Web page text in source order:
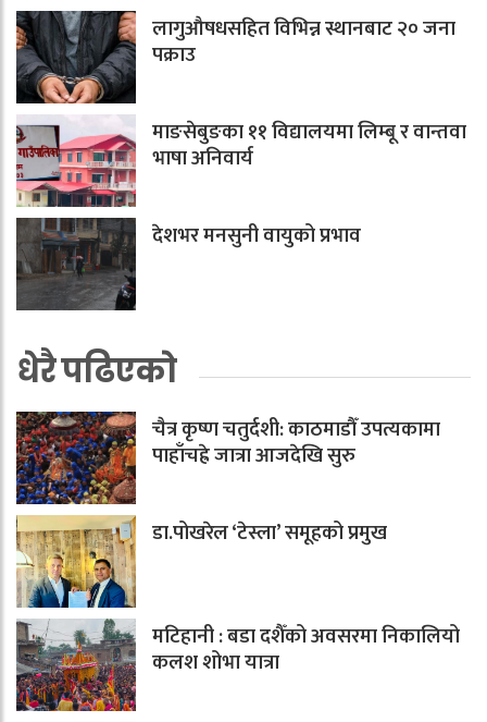
लागुऔषधसहित विभिन्न स्थानबाट २० जना
पक्राउ
माङसेबुङका ११ विद्यालयमा लिम्बू र वान्तवा
भाषा अनिवार्य
देशभर मनसुनी वायुको प्रभाव
धेरै पढिएको
चैत्र कृष्ण चतुर्दशी: काठमाडौँ उपत्यकामा
पाहाँचह्रे जात्रा आजदेखि सुरु
डा.पोखरेल ‘टेस्ला’ समूहको प्रमुख
मटिहानी : बडा दशैँको अवसरमा निकालियो
कलश शोभा यात्रा